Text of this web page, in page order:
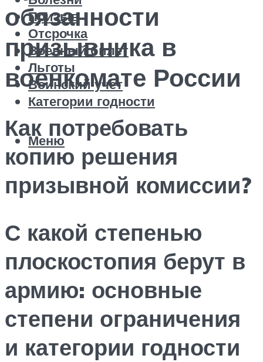
Призыв
Отсрочка
Военный билет
Льготы
Воинский учет
Категории годности
Меню
обязанности
призывника в
военкомате России
Как потребовать
копию решения
призывной комиссии?
С какой степенью
плоскостопия берут в
армию: основные
степени ограничения
и категории годности